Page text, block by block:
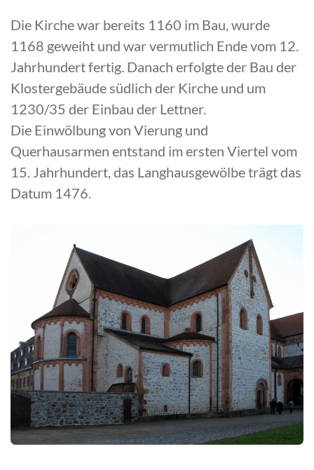
Die Kirche war bereits 1160 im Bau, wurde
1168 geweiht und war vermutlich Ende vom 12.
Jahrhundert fertig. Danach erfolgte der Bau der
Klostergebäude südlich der Kirche und um
1230/35 der Einbau der Lettner.
Die Einwölbung von Vierung und
Querhausarmen entstand im ersten Viertel vom
15. Jahrhundert, das Langhausgewölbe trägt das
Datum 1476.